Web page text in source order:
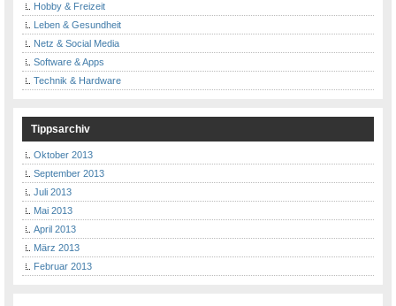
Hobby & Freizeit
Leben & Gesundheit
Netz & Social Media
Software & Apps
Technik & Hardware
Tippsarchiv
Oktober 2013
September 2013
Juli 2013
Mai 2013
April 2013
März 2013
Februar 2013